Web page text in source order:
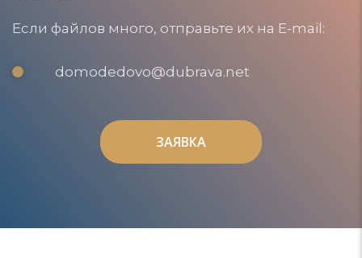
Если файлов много, отправьте их на E-mail:
domodedovo@dubrava.net
ЗАЯВКА
ЗАЯВКА